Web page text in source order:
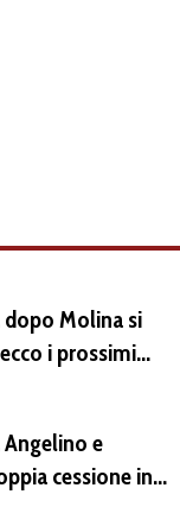
dopo Molina si
i prossimi
e
cessione in